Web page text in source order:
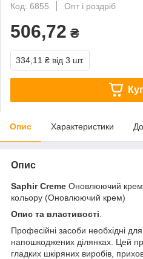
Код: 6855
Опт і роздріб
506,72 ₴
334,11 ₴ від 3 шт.
Опис Характеристики
Опис
Saphir Creme Оновлюючий
кольору (Оновлюючий крем)
Опис та властивості
Професійні засоби необхідні
напошкоджених ділянках. Цей
гладких шкіряних виробів,